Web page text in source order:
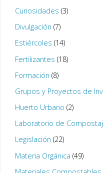
Curiosidades (3)
Divulgación (7)
Estiércoles (14)
Fertilizantes (18)
Formación (8)
Grupos y Proyectos de
Huerto Urbano (2)
Laboratorio de
Legislación (22)
Materia Orgánica (49)